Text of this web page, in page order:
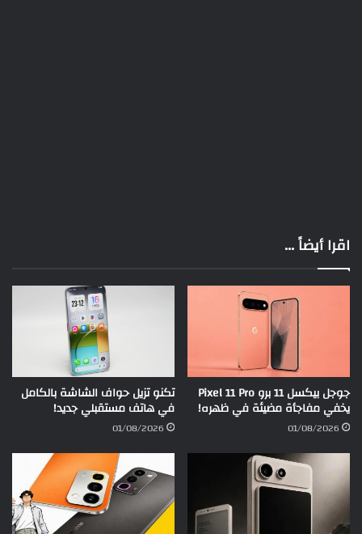
اقرا أيضاً ...
جوجل بيكسل 11 برو Pixel 11 Pro
يخفي مفاجأة مضيئة في ظهره!
01/08/2026
تكنو تزيل حواف الشاشة بالكامل
في هاتف مستقبلي جديد!
01/08/2026